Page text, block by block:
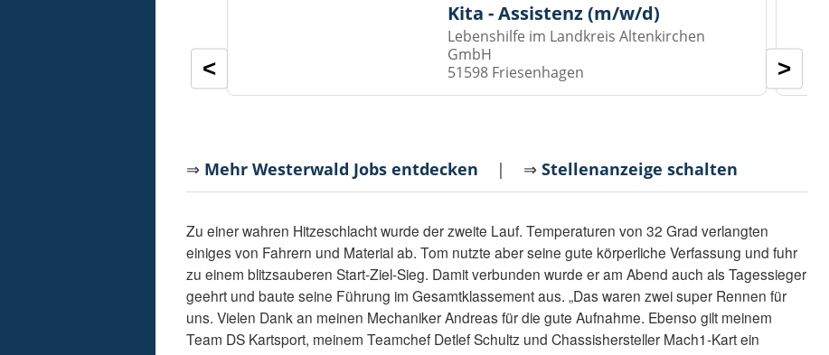
Kita - Assistenz (m/w/d)
Lebenshilfe im Landkreis Altenkirchen
GmbH
51598 Friesenhagen
< >
⇒ Mehr Westerwald Jobs entdecken | ⇒Stellenanzeige schalten
Zu einer wahren Hitzeschlacht wurde der zweite Lauf. Temperaturen von 32 Grad verlangten
einiges von Fahrern und Material ab. Tom nutzte aber seine gute körperliche Verfassung und fuhr
zu einem blitzsauberen Start-Ziel-Sieg. Damit verbunden wurde er am Abend auch als Tagessieger
geehrt und baute seine Führung im Gesamtklassement aus. „Das waren zwei super Rennen für
uns. Vielen Dank an meinen Mechaniker Andreas für die gute Aufnahme. Ebenso gilt meinem
Team DS Kartsport, meinem Teamchef Detlef Schultz und Chassishersteller Mach1-Kart ein